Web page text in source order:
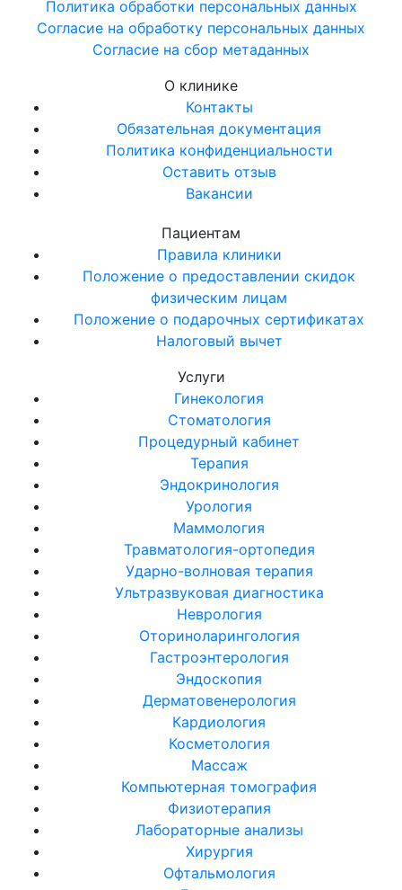
Политика обработки персональных данных
Согласие на обработку персональных данных
Согласие на сбор метаданных
О клинике
Контакты
Обязательная документация
Политика конфиденциальности
Оставить отзыв
Вакансии
Пациентам
Правила клиники
Положение о предоставлении скидок
физическим лицам
Положение о подарочных сертификатах
Налоговый вычет
Услуги
Гинекология
Стоматология
Процедурный кабинет
Терапия
Эндокринология
Урология
Маммология
Травматология-ортопедия
Ударно-волновая терапия
Ультразвуковая диагностика
Неврология
Оториноларингология
Гастроэнтерология
Эндоскопия
Дерматовенерология
Кардиология
Косметология
Массаж
Компьютерная томография
Физиотерапия
Лабораторные анализы
Хирургия
Офтальмология